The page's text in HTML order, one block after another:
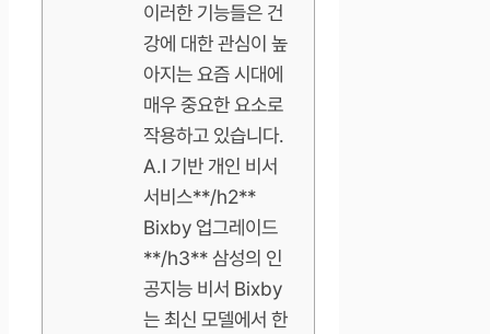
이러한 기능들은 건
강에 대한 관심이 높
아지는 요즘 시대에
매우 중요한 요소로
작용하고 있습니다.
A.I 기반 개인 비서
서비스**/h2**
Bixby 업그레이드
**/h3** 삼성의 인
공지능 비서 Bixby
는 최신 모델에서 한